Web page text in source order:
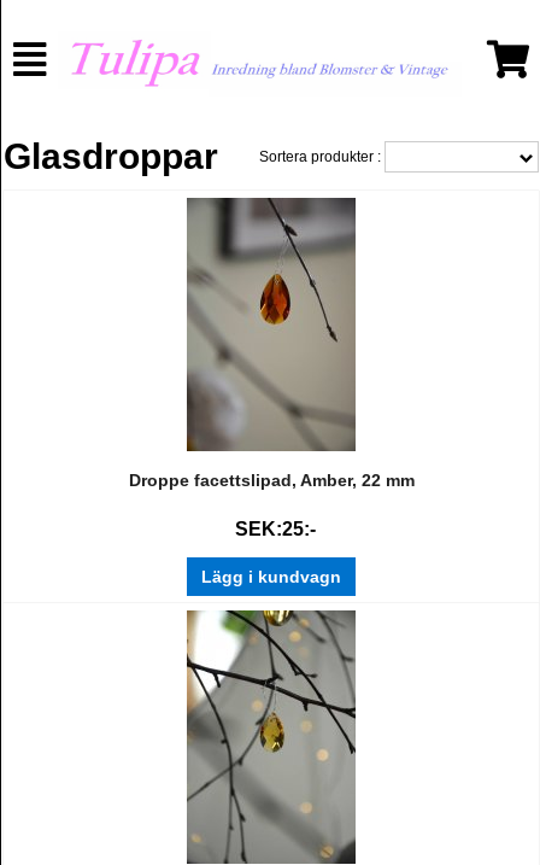
Glasdroppar Sortera produkter :
Droppe facettslipad, Amber, 22 mm
SEK:25:-
Lägg i kundvagn